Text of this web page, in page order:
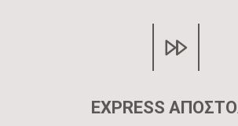
EXPRESS